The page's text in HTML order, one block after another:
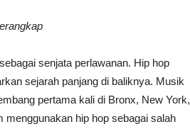
senjata perlawanan. Hip hop
sejarah panjang di baliknya. Musik
pertama kali di Bronx, New York,
menggunakan hip hop sebagai salah